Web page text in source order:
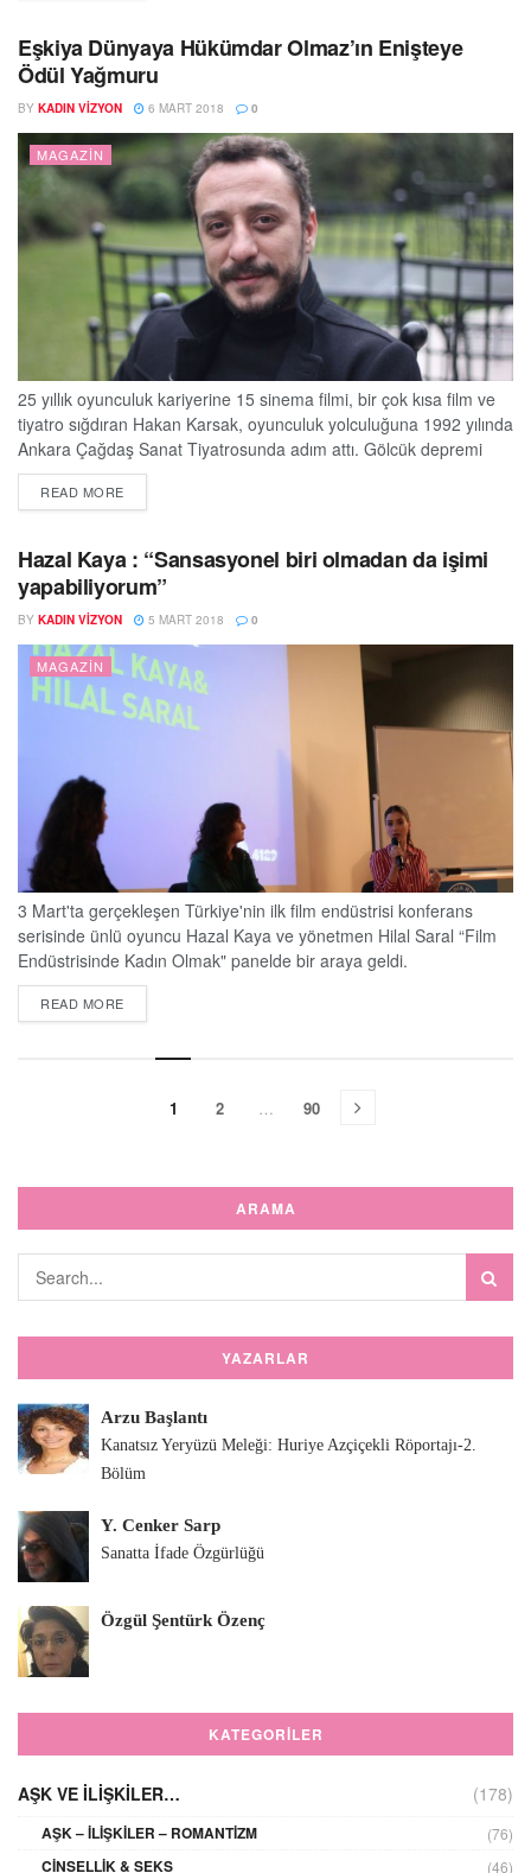
severlerin bizi takipte...
Eşkiya Dünyaya Hükümdar Olmaz’ın Enişteye
Ödül Yağmuru
BY KADIN VIZYON 6 MART 2018 0
MAGAZIN
25 yıllık oyunculuk kariyerine 15 sinema filmi, bir çok kısa film ve
tiyatro sığdıran Hakan Karsak, oyunculuk yolculuğuna 1992 yılında
Ankara Çağdaş Sanat Tiyatrosunda adım attı. Gölcük depremi
sırasında gönüllü kurduğu çadır tiyatrosuyla adını herkese
duyurdu..Benim Adım Gültepe, Sultan, Vicdan gibi çok ses getiren
Dünyaya Hükümdar Olmaz dizisinin çok...
READ MOREDETAILS
Hazal Kaya : “Sansasyonel biri olmadan da işimi
yapabiliyorum”
BY KADIN VIZYON 5 MART 2018 0
MAGAZIN
3 Mart'ta gerçekleşen Türkiye'nin ilk film endüstrisi konferans
serisinde ünlü oyuncu Hazal Kaya ve yönetmen Hilal Saral “Film
Endüstrisinde Kadın Olmak" panelde bir araya geldi.
Moderatörlüğünü, “Beyond24 İstanbul” un organizasyonunu da
üstlenen Suzan Güverte’nin yaptığı oturumda Güverte’nin “Hiç
üzerine Hazal Kaya şöyle yanıt verdi; “Sansasyonel biri olmadan
READ MOREDETAILS
1 2 … 90
ARAMA
YAZARLAR
Arzu Başlantı
Kanatsız Yeryüzü Meleği: Huriye Azçiçekli Röportajı-2.
Bölüm
Y. Cenker Sarp
Sanatta İfade Özgürlüğü
Özgül Şentürk Özenç
KATEGORILER
AŞK VE İLIŞKILER… (178)
AŞK – İLIŞKILER – ROMANTIZM (76)
CINSELLIK & SEKS (46)